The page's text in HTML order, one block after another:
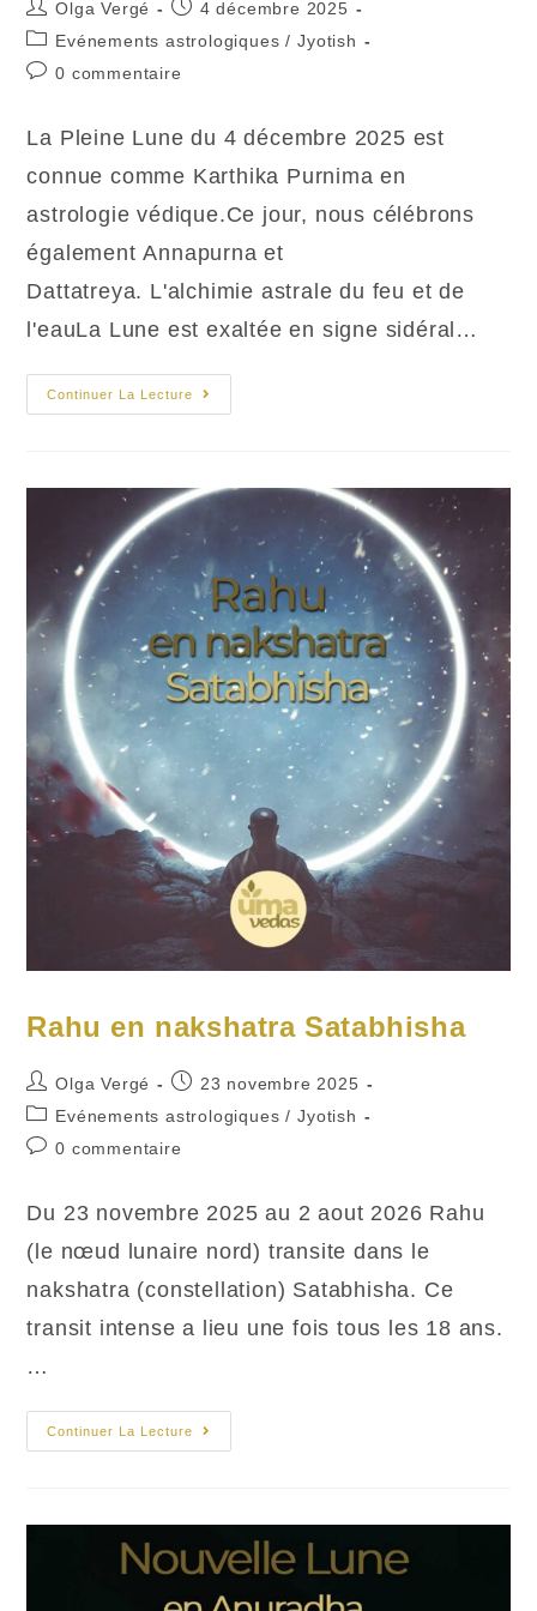
Auteur/autrice
de
publication :
Olga Vergé
Publication
publiée :
4 décembre 2025
Post
category:
Evénements astrologiques / Jyotish
Commentaires
publication :
0 commentaire
La Pleine Lune du 4 décembre ​2025 est
connue comme Karthika Purnima en
astrologie védique.Ce jour, nous célébrons ​
également Annapurna et
Dattatreya. L'alchimie astrale du feu et de
l'eauLa Lune est exaltée en signe sidéral…
Continuer La Lecture
Pleine
Lune
Purnima
Rahu en nakshatra Satabhisha
Auteur/autrice
de
publication :
Olga Vergé
Publication
publiée :
23 novembre 2025
Post
category:
Evénements astrologiques / Jyotish
Commentaires
publication :
0 commentaire
Du 23 novembre 2025 au 2 aout 2026 Rahu
(le nœud lunaire nord) transite dans le
nakshatra (constellation) Satabhisha. Ce
transit intense a lieu une fois tous les 18 ans.
…
Continuer La Lecture
Rahu
En